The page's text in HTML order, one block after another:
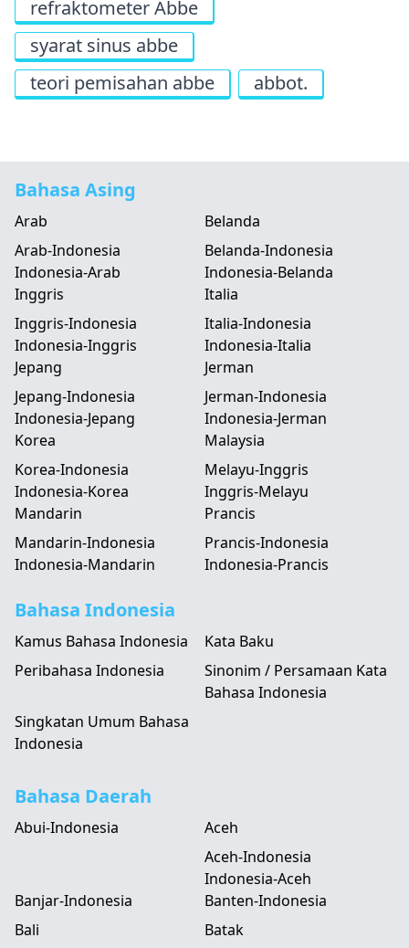
refraktometer Abbe
syarat sinus abbe
teori pemisahan abbe
abbot.
Bahasa Asing
Arab
Arab-Indonesia
Indonesia-Arab
Belanda
Belanda-Indonesia
Indonesia-Belanda
Inggris
Inggris-Indonesia
Indonesia-Inggris
Italia
Italia-Indonesia
Indonesia-Italia
Jepang
Jepang-Indonesia
Indonesia-Jepang
Jerman
Jerman-Indonesia
Indonesia-Jerman
Korea
Korea-Indonesia
Indonesia-Korea
Malaysia
Melayu-Inggris
Inggris-Melayu
Mandarin
Mandarin-Indonesia
Indonesia-Mandarin
Prancis
Prancis-Indonesia
Indonesia-Prancis
Bahasa Indonesia
Kamus Bahasa Indonesia
Kata Baku
Peribahasa Indonesia
Sinonim / Persamaan Kata
Bahasa Indonesia
Singkatan Umum Bahasa
Indonesia
Bahasa Daerah
Abui-Indonesia
Aceh
Aceh-Indonesia
Indonesia-Aceh
Banjar-Indonesia
Banten-Indonesia
Bali
Batak